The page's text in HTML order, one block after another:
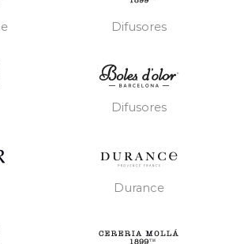
Difusores
Difusores
Durance